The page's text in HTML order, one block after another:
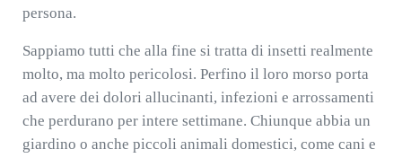
persona.
Sappiamo tutti che alla fine si tratta di insetti realmente
molto, ma molto pericolosi. Perfino il loro morso porta
ad avere dei dolori allucinanti, infezioni e arrossamenti
che perdurano per intere settimane. Chiunque abbia un
giardino o anche piccoli animali domestici, come cani e